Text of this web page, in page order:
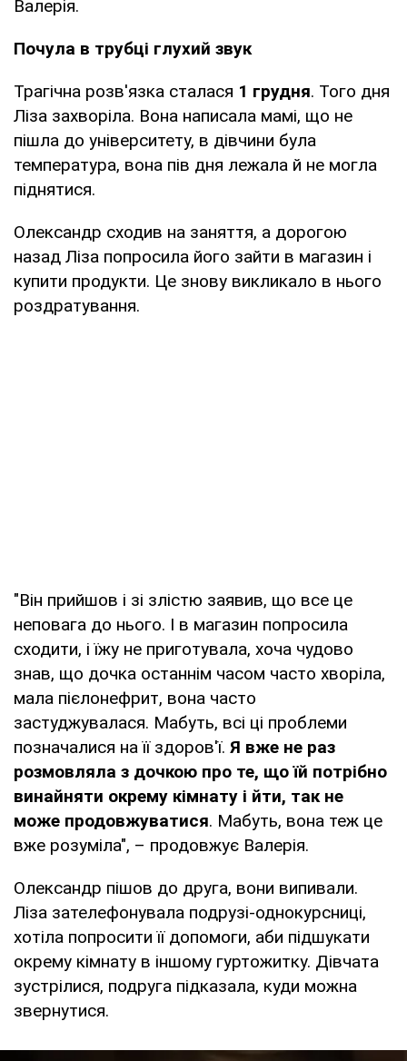
Валерія.
Почула в трубці глухий звук
Трагічна розв'язка сталася 1 грудня. Того дня
Ліза захворіла. Вона написала мамі, що не
пішла до університету, в дівчини була
температура, вона пів дня лежала й не могла
піднятися.
Олександр сходив на заняття, а дорогою
назад Ліза попросила його зайти в магазин і
купити продукти. Це знову викликало в нього
роздратування.
"Він прийшов і зі злістю заявив, що все це
неповага до нього. І в магазин попросила
сходити, і їжу не приготувала, хоча чудово
знав, що дочка останнім часом часто хворіла,
мала пієлонефрит, вона часто
застуджувалася. Мабуть, всі ці проблеми
позначалися на її здоров'ї. Я вже не раз
розмовляла з дочкою про те, що їй потрібно
винайняти окрему кімнату і йти, так не
може продовжуватися. Мабуть, вона теж це
вже розуміла", – продовжує Валерія.
Олександр пішов до друга, вони випивали.
Ліза зателефонувала подрузі-однокурсниці,
хотіла попросити її допомоги, аби підшукати
окрему кімнату в іншому гуртожитку. Дівчата
зустрілися, подруга підказала, куди можна
звернутися.